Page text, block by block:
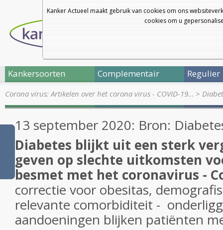
Kanker Actueel maakt gebruik van cookies om ons
cookies om u
Kankersoorten Complementair Regulier
Corona virus: Artikelen over het corona virus - COVID-19… >
13 september 2020: Bron:
Diabetes blijkt uit een sterk
geven op slechte uitkomsten
besmet met het coronavirus -
correctie voor obesitas,
relevante comorbiditeit -
aandoeningen blijken patiënten